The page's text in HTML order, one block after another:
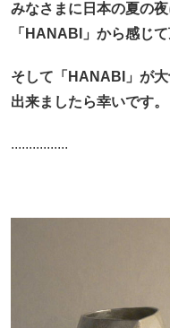
みなさまに日本の夏の
「HANABI」から感じ
そして「HANABI」が
出来ましたら幸いです。
................